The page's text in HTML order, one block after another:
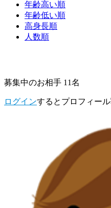
年齢高い順
年齢低い順
高身長順
人数順
募集中のお相手 11名
ログインするとプロフィー